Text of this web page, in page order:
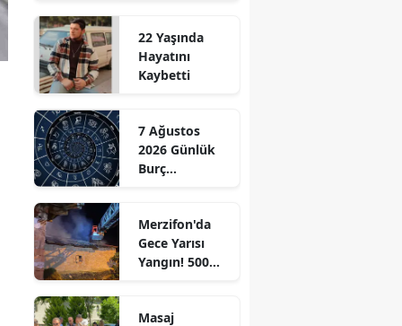
Erzurum
Gaziantep
Giresun
Hakkari
Isparta
Alındı
22 Yaşında
Hayatını
Kaybetti
7 Ağustos
2026 Günlük
Burç
Sürprizler,
Parada Yeni
Fırsatlar
Merzifon'da
Gece Yarısı
Yangın! 500
Masaj